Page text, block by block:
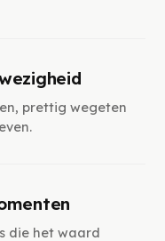
prettig wegeten
die het waard